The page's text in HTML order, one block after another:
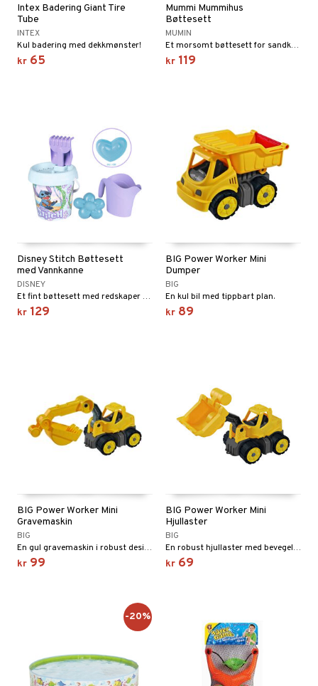
Intex Badering Giant Tire
Tube
INTEX
Kul badering med dekkmønster!
kr 65
Mummi Mummihus
Bøttesett
MUMIN
Et morsomt bøttesett for sandkassen eller stranden.
kr 119
Disney Stitch Bøttesett
med Vannkanne
DISNEY
Et fint bøttesett med redskaper og vannkanne.
kr 129
BIG Power Worker Mini
Dumper
BIG
En kul bil med tippbart plan.
kr 89
BIG Power Worker Mini
Gravemaskin
BIG
En gul gravemaskin i robust design.
kr 99
BIG Power Worker Mini
Hjullaster
BIG
En robust hjullaster med bevegelig skuffe.
kr 69
-20%